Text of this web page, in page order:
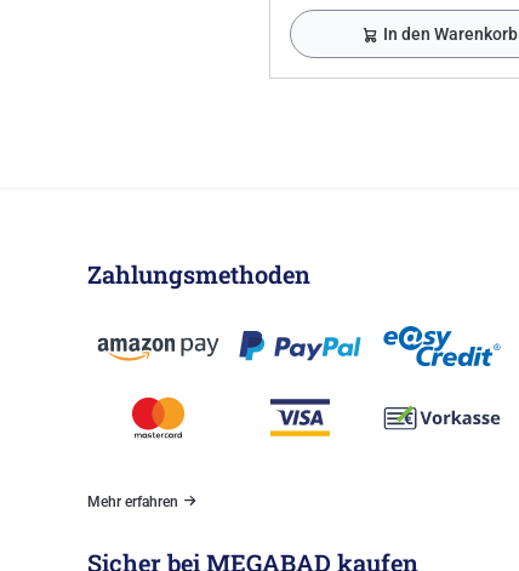
In den Warenkorb
Zahlungsmethoden
Mehr erfahren
Sicher bei MEGABAD kaufen